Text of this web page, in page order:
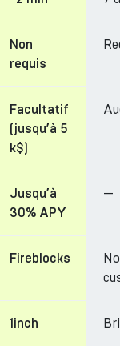
Non
requis
Facultatif
(jusqu’à 5
k$)
Jusqu’à
30% APY
—
Fireblocks
1inch